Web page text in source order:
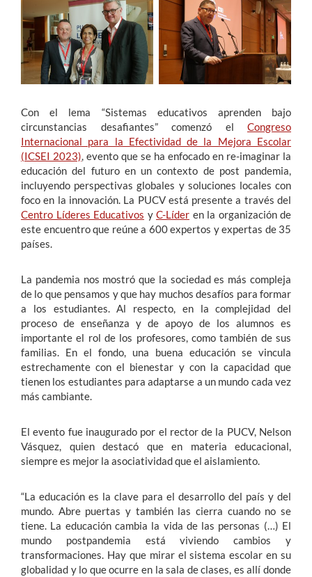
Estudiantes
Académicos
Alumni
English
Con el lema “Sistemas educativos aprenden bajo
circunstancias desafiantes” comenzó el Congreso
Internacional para la Efectividad de la Mejora Escolar
(ICSEI 2023), evento que se ha enfocado en re-imaginar la
educación del futuro en un contexto de post pandemia,
incluyendo perspectivas globales y soluciones locales con
foco en la innovación. La PUCV está presente a través del
Centro Líderes Educativos y C-Líder en la organización de
este encuentro que reúne a 600 expertos y expertas de 35
países.
La pandemia nos mostró que la sociedad es más compleja
de lo que pensamos y que hay muchos desafíos para formar
a los estudiantes. Al respecto, en la complejidad del
proceso de enseñanza y de apoyo de los alumnos es
importante el rol de los profesores, como también de sus
familias. En el fondo, una buena educación se vincula
estrechamente con el bienestar y con la capacidad que
tienen los estudiantes para adaptarse a un mundo cada vez
más cambiante.
El evento fue inaugurado por el rector de la PUCV, Nelson
Vásquez, quien destacó que en materia educacional,
siempre es mejor la asociatividad que el aislamiento.
“La educación es la clave para el desarrollo del país y del
mundo. Abre puertas y también las cierra cuando no se
tiene. La educación cambia la vida de las personas (…) El
mundo postpandemia está viviendo cambios y
transformaciones. Hay que mirar el sistema escolar en su
globalidad y lo que ocurre en la sala de clases, es allí donde